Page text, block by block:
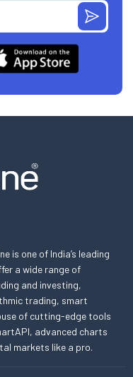
is one of India’s leading
a wide range of
and investing,
trading, smart
of cutting-edge tools
advanced charts
markets like a pro.